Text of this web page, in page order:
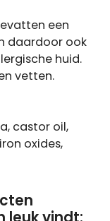
een
daardoor ook
huid.
vetten.
castor oil,
oxides,